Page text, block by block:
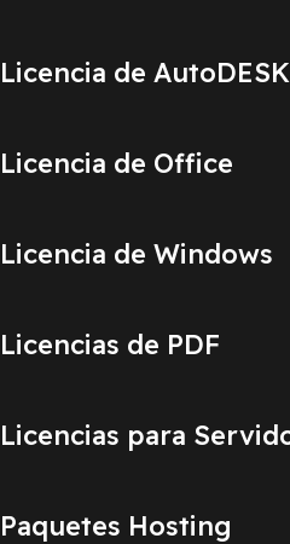
Licencia de AutoDESK
Licencia de Office
Licencia de Windows
Licencias de PDF
Licencias para
Paquetes Hosting